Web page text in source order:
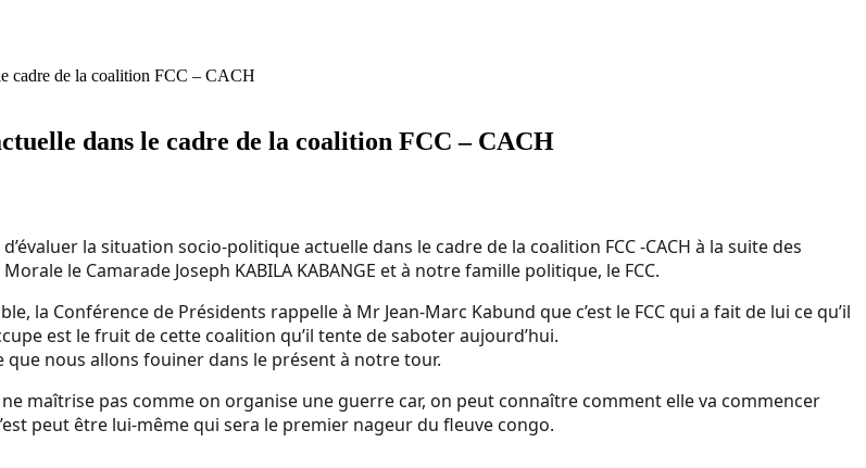
cadre de la coalition FCC – CACH
dans le cadre de la coalition FCC – CACH
la situation socio-politique actuelle dans le cadre de la coalition FCC -CACH à la suite des
le Camarade Joseph KABILA KABANGE et à notre famille politique, le FCC.
la Conférence de Présidents rappelle à Mr Jean-Marc Kabund que c’est le FCC qui a fait de lui ce qu’il
est le fruit de cette coalition qu’il tente de saboter aujourd’hui.
que nous allons fouiner dans le présent à notre tour.
maîtrise pas comme on organise une guerre car, on peut connaître comment elle va commencer
peut être lui-même qui sera le premier nageur du fleuve congo.